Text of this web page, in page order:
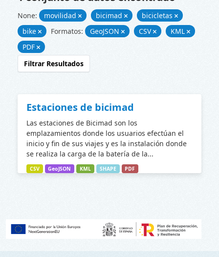
None: movilidad bicimad
bicicletas
bike
Formatos: GeoJSON CSV
KML
PDF
Filtrar Resultados
Estaciones de bicimad
Las estaciones de Bicimad son los
emplazamientos donde los usuarios efectúan el
inicio y fin de sus viajes y es la instalación donde
se realiza la carga de la batería de la...
CSV GeoJSON KML SHAPE PDF